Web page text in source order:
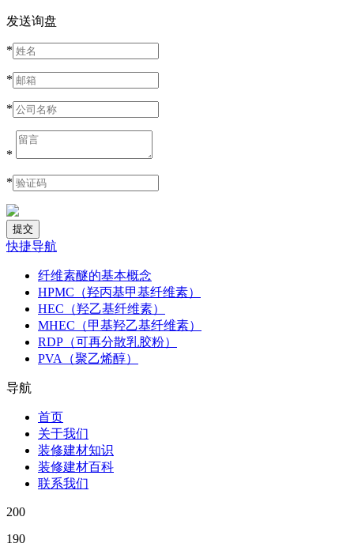
发送询盘
*
*
*
*
*
快捷导航
纤维素醚的基本概念
HPMC（羟丙基甲基纤维素）
HEC（羟乙基纤维素）
MHEC（甲基羟乙基纤维素）
RDP（可再分散乳胶粉）
PVA（聚乙烯醇）
导航
首页
关于我们
装修建材知识
装修建材百科
联系我们
200
190